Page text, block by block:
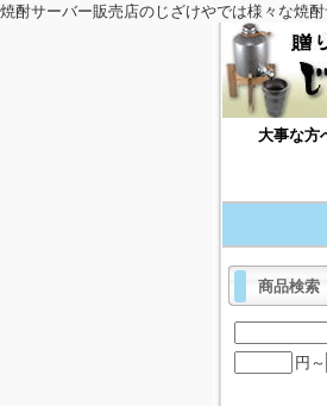
焼酎サーバー販売店のじざけやでは様々な焼
大事な方
商品検索
円～